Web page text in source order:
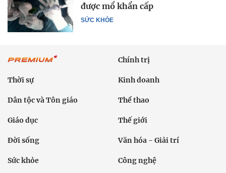
SỨC KHỎE
được mổ khẩn cấp
Chính trị
Thời sự Kinh doanh
Dân tộc và Tôn giáo Thể thao
Giáo dục Thế giới
Đời sống Văn hóa - Giải trí
Sức khỏe Công nghệ